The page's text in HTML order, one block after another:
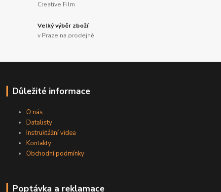
Creative Film
Velký výběr zboží
v Praze na prodejně
Důležité informace
O nás
Datalisty
Instruktážní videa
Kontakty
Obchodní podmínky
Poptávka a reklamace